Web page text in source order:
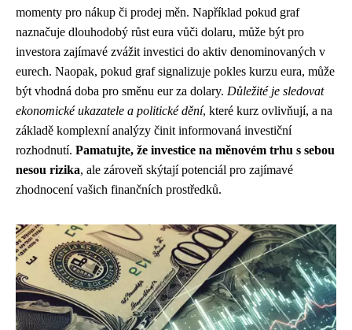
momenty pro nákup či prodej měn. Například pokud graf
naznačuje dlouhodobý růst eura vůči dolaru, může být pro
investora zajímavé zvážit investici do aktiv denominovaných v
eurech. Naopak, pokud graf signalizuje pokles kurzu eura, může
být vhodná doba pro směnu eur za dolary. Důležité je sledovat
ekonomické ukazatele a politické dění, které kurz ovlivňují, a na
základě komplexní analýzy činit informovaná investiční
rozhodnutí. Pamatujte, že investice na měnovém trhu s sebou
nesou rizika, ale zároveň skýtají potenciál pro zajímavé
zhodnocení vašich finančních prostředků.